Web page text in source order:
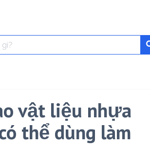
vật liệu nhựa
thể dùng làm